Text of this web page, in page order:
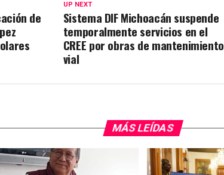
UP NEXT
Sistema DIF Michoacán suspende
temporalmente servicios en el
CREE por obras de mantenimiento
vial
de
MÁS LEÍDAS